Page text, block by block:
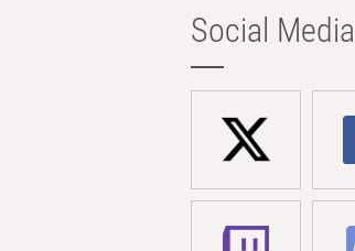
Social Media